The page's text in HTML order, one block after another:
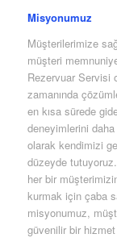
Misyonumuz
Müşterilerimize
müşteri
Rezervuar Servisi
zamanında
en kısa sürede
deneyimlerini
olarak kendimizi
düzeyde
her bir
kurmak için çaba
misyonumuz,
güvenilir bir